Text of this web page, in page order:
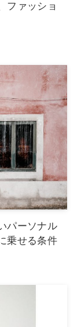
ファッショ
パーソナル
乗せる条件